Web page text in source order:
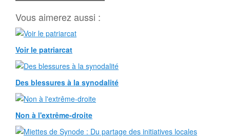
Vous aimerez aussi :
Voir le patriarcat
Des blessures à la synodalité
Non à l'extrême-droite